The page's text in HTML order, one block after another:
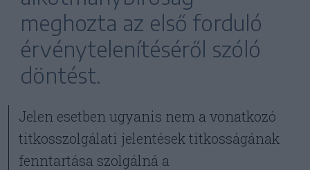
meghozta az első forduló
érvénytelenítéséről szóló
döntést.
Jelen esetben ugyanis nem a vonatkozó
titkosszolgálati jelentések titkosságának
fenntartása szolgálná a